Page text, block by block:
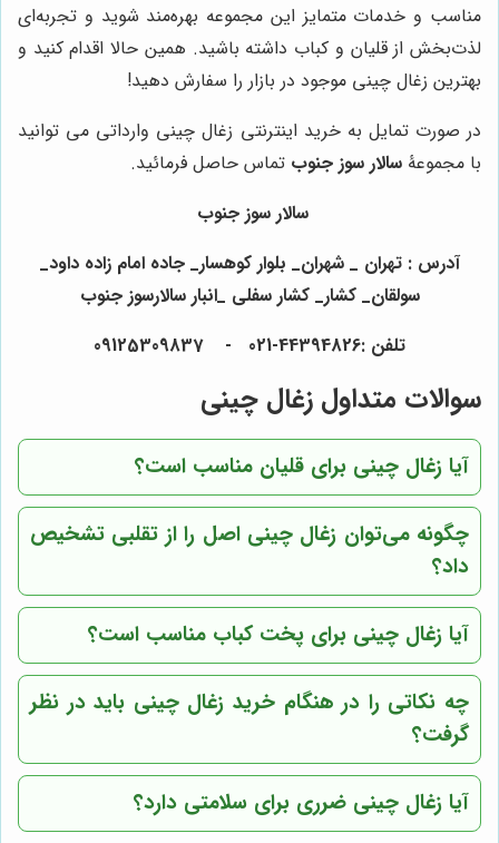
مناسب و خدمات متمایز این مجموعه بهره‌مند شوید و تجربه‌ای
لذت‌بخش از قلیان و کباب داشته باشید. همین حالا اقدام کنید و
بهترین زغال چینی موجود در بازار را سفارش دهید!
در صورت تمایل به خرید اینترنتی زغال چینی وارداتی می توانید
با مجموعۀ سالار سوز جنوب تماس حاصل فرمائید.
سالار سوز جنوب
آدرس : تهران _ شهران_ بلوار کوهسار_ جاده امام زاده داود_
سولقان_ کشار_ کشار سفلی _انبار سالارسوز جنوب
تلفن :44394826-021 - 09125309837
سوالات متداول زغال چینی
آیا زغال چینی برای قلیان مناسب است؟
چگونه می‌توان زغال چینی اصل را از تقلبی تشخیص
داد؟
آیا زغال چینی برای پخت کباب مناسب است؟
چه نکاتی را در هنگام خرید زغال چینی باید در نظر
گرفت؟
آیا زغال چینی ضرری برای سلامتی دارد؟